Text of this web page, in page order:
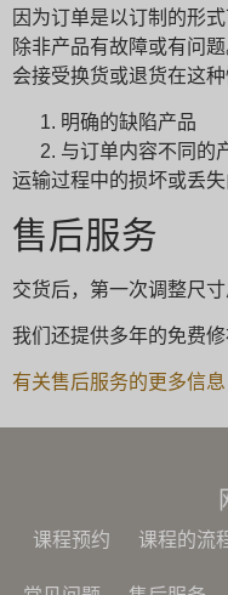
因为订单是以订制的形
除非产品有故障或有问
会接受换货或退货在这
明确的缺陷产品
与订单内容不同的
运输过程中的损坏或丢失
售后服务
交货后，第一次调整尺寸
我们还提供多年的免费修
有关售后服务的更多信息
课程预约 课程的流